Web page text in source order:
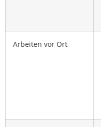
Arbeiten vor Ort